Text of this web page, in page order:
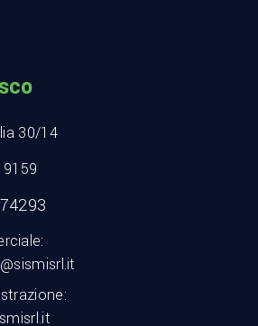
30/14